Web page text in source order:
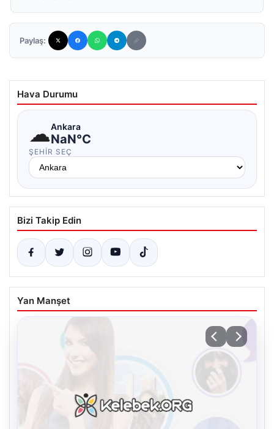
Paylaş:
Hava Durumu
☁Ankara
NaN°C
ŞEHIR SEÇ
Bizi Takip Edin
Yan Manşet